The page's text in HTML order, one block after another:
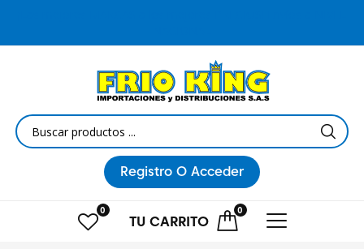
Registro O Acceder
0 0
TU CARRITO